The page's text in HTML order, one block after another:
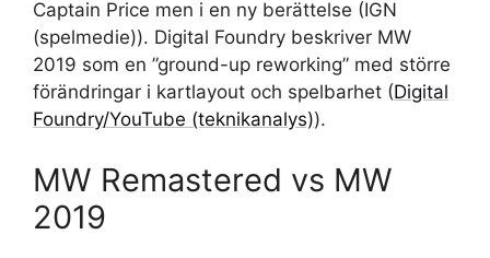
Captain Price men i en ny berättelse (IGN
(spelmedie)). Digital Foundry beskriver MW
2019 som en ”ground-up reworking” med större
förändringar i kartlayout och spelbarhet (Digital
Foundry/YouTube (teknikanalys)).
MW Remastered vs MW
2019